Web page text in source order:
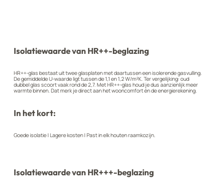
Isolatiewaarde van HR++-beglazing
HR++-glas bestaat uit twee glasplaten met daartussen een isolerende gasvulling.
De gemiddelde U-waarde ligt tussen de 1,1 en 1,2 W/m²K. Ter vergelijking: oud
dubbel glas scoort vaak rond de 2,7. Met HR++-glas houd je dus aanzienlijk meer
warmte binnen. Dat merk je direct aan het wooncomfort én de energierekening.
In het kort:
Goede isolatie | Lagere kosten | Past in elk houten raamkozijn.
Isolatiewaarde van HR+++-beglazing